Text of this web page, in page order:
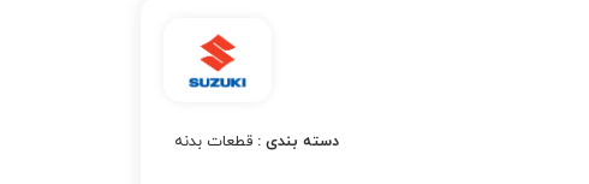
دسته بندی :قطعات بدنه